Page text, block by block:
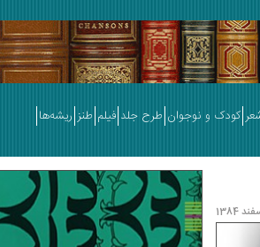
کودک و نوجوان طرح جلد فیلم طنز ریشه‌ها